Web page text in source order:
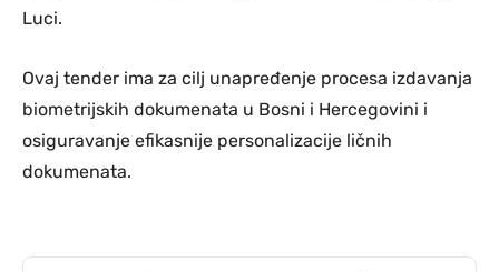
Luci.
Ovaj tender ima za cilj unapređenje procesa izdavanja
biometrijskih dokumenata u Bosni i Hercegovini i
osiguravanje efikasnije personalizacije ličnih
dokumenata.